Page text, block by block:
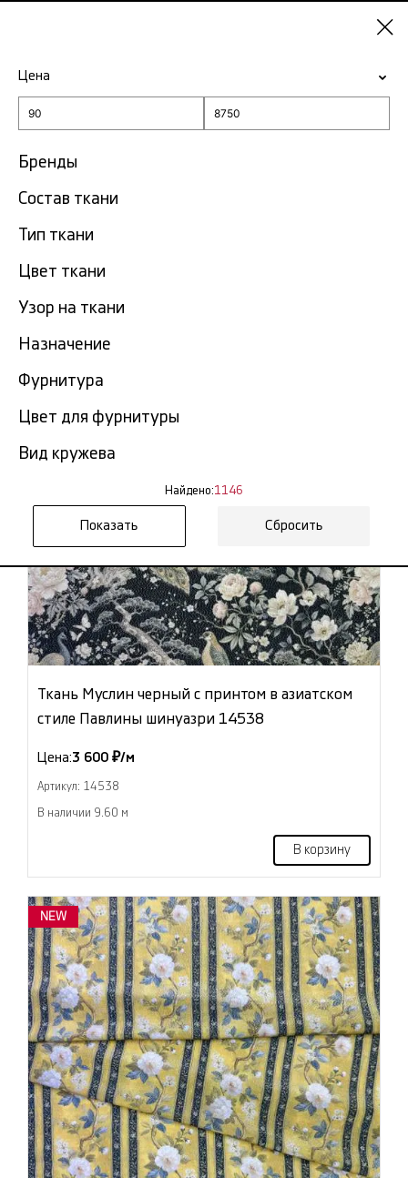
ГлавнаяТкань натуральный хлопок
Ткань натуральный хлопок
Цена
Бренды
Состав ткани
Тип ткани
Цвет ткани
Узор на ткани
Назначение
Фурнитура
Цвет для фурнитуры
Вид кружева
Найдено:1146
Сбросить
Ткань Муслин черный с принтом в азиатском
стиле Павлины шинуазри 14538
Цена:3 600 ₽/м
Артикул: 14538
В наличии 9.60 м
В корзину
NEW